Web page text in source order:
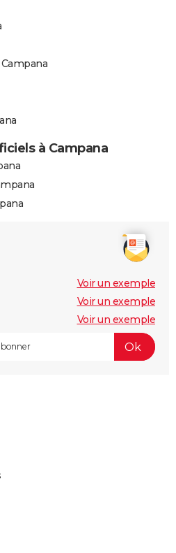
à Campana
Voir un exemple
Voir un exemple
Voir un exemple